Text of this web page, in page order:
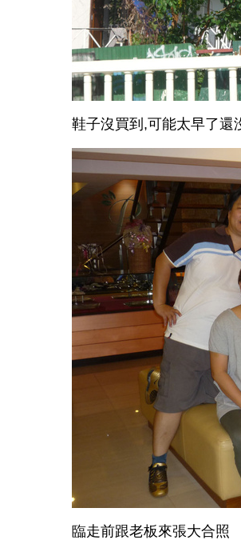
鞋子沒買到 ,可能太早了還
臨走前跟老板來張大合照